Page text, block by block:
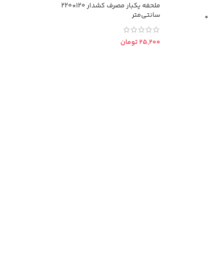
ملحفه یکبار مصرف کشدار 120*220
سانتی‌متر
تومان